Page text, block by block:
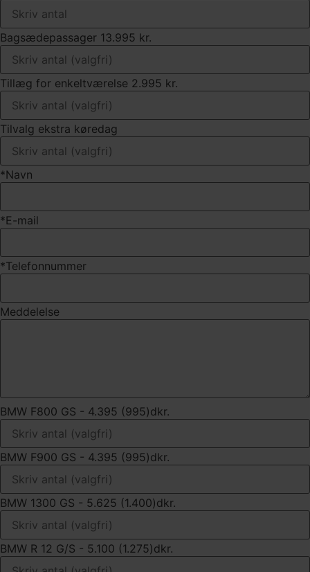
Bagsædepassager 13.995 kr.
Tillæg for enkeltværelse 2.995 kr.
Tilvalg ekstra køredag
*Navn
*E-mail
*Telefonnummer
Meddelelse
BMW F800 GS - 4.395 (995)dkr.
BMW F900 GS - 4.395 (995)dkr.
BMW 1300 GS - 5.625 (1.400)dkr.
BMW R 12 G/S - 5.100 (1.275)dkr.